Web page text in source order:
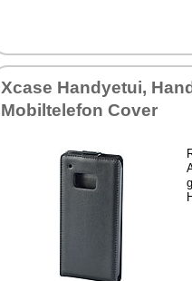
Xca­se Han­dy­e­tui,
Mo­bil­te­le­fon Co­ver